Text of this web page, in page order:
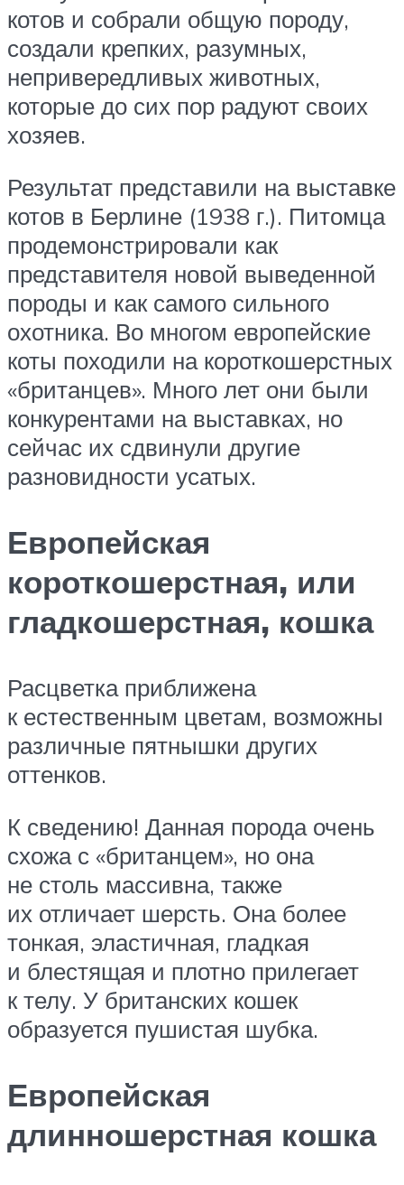
котов и собрали общую породу,
создали крепких, разумных,
непривередливых животных,
которые до сих пор радуют своих
хозяев.
Результат представили на выставке
котов в Берлине (1938 г.). Питомца
продемонстрировали как
представителя новой выведенной
породы и как самого сильного
охотника. Во многом европейские
коты походили на короткошерстных
«британцев». Много лет они были
конкурентами на выставках, но
сейчас их сдвинули другие
разновидности усатых.
Европейская
короткошерстная, или
гладкошерстная, кошка
Расцветка приближена
к естественным цветам, возможны
различные пятнышки других
оттенков.
К сведению! Данная порода очень
схожа с «британцем», но она
не столь массивна, также
их отличает шерсть. Она более
тонкая, эластичная, гладкая
и блестящая и плотно прилегает
к телу. У британских кошек
образуется пушистая шубка.
Европейская
длинношерстная кошка